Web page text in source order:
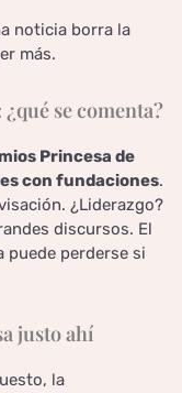
noticia borra la
más.
se comenta?
Princesa de
con fundaciones.
¿Liderazgo?
discursos. El
perderse si
justo ahí
la